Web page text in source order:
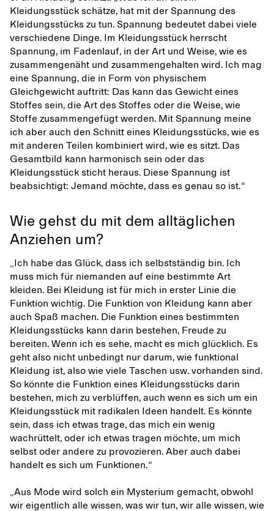
Kleidungsstück schätze, hat mit der Spannung des
Kleidungsstücks zu tun. Spannung bedeutet dabei viele
verschiedene Dinge. Im Kleidungsstück herrscht
Spannung, im Fadenlauf, in der Art und Weise, wie es
zusammengenäht und zusammengehalten wird. Ich mag
eine Spannung, die in Form von physischem
Gleichgewicht auftritt: Das kann das Gewicht eines
Stoffes sein, die Art des Stoffes oder die Weise, wie
Stoffe zusammengefügt werden. Mit Spannung meine
ich aber auch den Schnitt eines Kleidungsstücks, wie es
mit anderen Teilen kombiniert wird, wie es sitzt. Das
Gesamtbild kann harmonisch sein oder das
Kleidungsstück sticht heraus. Diese Spannung ist
beabsichtigt: Jemand möchte, dass es genau so ist.“
Wie gehst du mit dem alltäglichen
Anziehen um?
„Ich habe das Glück, dass ich selbstständig bin. Ich
muss mich für niemanden auf eine bestimmte Art
kleiden. Bei Kleidung ist für mich in erster Linie die
Funktion wichtig. Die Funktion von Kleidung kann aber
auch Spaß machen. Die Funktion eines bestimmten
Kleidungsstücks kann darin bestehen, Freude zu
bereiten. Wenn ich es sehe, macht es mich glücklich. Es
geht also nicht unbedingt nur darum, wie funktional
Kleidung ist, also wie viele Taschen usw. vorhanden sind.
So könnte die Funktion eines Kleidungsstücks darin
bestehen, mich zu verblüffen, auch wenn es sich um ein
Kleidungsstück mit radikalen Ideen handelt. Es könnte
sein, dass ich etwas trage, das mich ein wenig
wachrüttelt, oder ich etwas tragen möchte, um mich
selbst oder andere zu provozieren. Aber auch dabei
handelt es sich um Funktionen.“
„Aus Mode wird solch ein Mysterium gemacht, obwohl
wir eigentlich alle wissen, was wir tun, wir alle wissen, wie